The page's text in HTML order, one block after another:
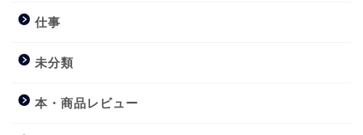
仕事
未分類
本・商品レビュー